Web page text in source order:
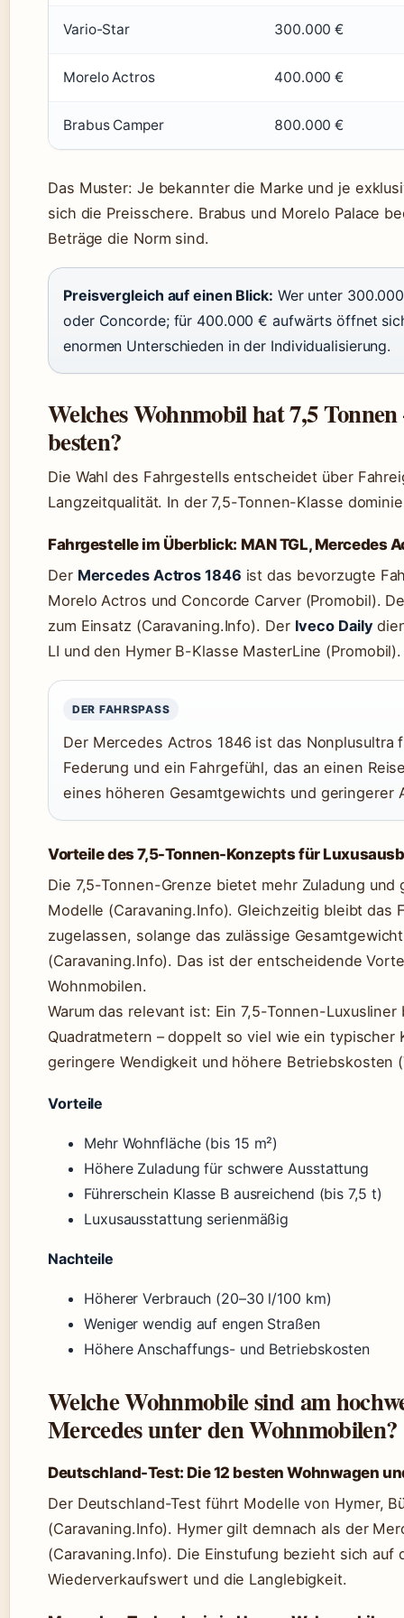
Vario-Star 300.000 €
Morelo Actros 400.000 €
Brabus Camper 800.000 €
Das Muster: Je bekannter die Marke und je
sich die Preisschere. Brabus und Morelo Palace
Beträge die Norm sind.
Preisvergleich auf einen Blick: Wer unter
oder Concorde; für 400.000 € aufwärts öffnet
enormen Unterschieden in der Individualisierung.
Welches Wohnmobil hat 7,5
besten?
Die Wahl des Fahrgestells entscheidet über
Langzeitqualität. In der 7,5-Tonnen-Klasse
Fahrgestelle im Überblick: MAN TGL, Mercedes
Der Mercedes Actros 1846 ist das bevorzugte
Morelo Actros und Concorde Carver (Promobil).
zum Einsatz (Caravaning.Info). Der Iveco Daily
LI und den Hymer B-Klasse MasterLine (Promobil).
DER FAHRSPASS
Der Mercedes Actros 1846 ist das Nonplusultra
Federung und ein Fahrgefühl, das an einen
eines höheren Gesamtgewichts und geringerer
Vorteile des 7,5-Tonnen-Konzepts für
Die 7,5-Tonnen-Grenze bietet mehr Zuladung
Modelle (Caravaning.Info). Gleichzeitig bleibt das
zugelassen, solange das zulässige
(Caravaning.Info). Das ist der entscheidende
Wohnmobilen.
Warum das relevant ist: Ein 7,5-Tonnen-
Quadratmetern – doppelt so viel wie ein
geringere Wendigkeit und höhere Betriebskosten
Vorteile
Mehr Wohnfläche (bis 15 m²)
Höhere Zuladung für schwere Ausstattung
Führerschein Klasse B ausreichend (bis 7,5 t)
Luxusausstattung serienmäßig
Nachteile
Höherer Verbrauch (20–30 l/100 km)
Weniger wendig auf engen Straßen
Höhere Anschaffungs- und Betriebskosten
Welche Wohnmobile sind am
Mercedes unter den Wohnmobilen?
Deutschland-Test: Die 12 besten Wohnwagen
Der Deutschland-Test führt Modelle von Hymer,
(Caravaning.Info). Hymer gilt demnach als der
(Caravaning.Info). Die Einstufung bezieht sich auf
Wiederverkaufswert und die Langlebigkeit.